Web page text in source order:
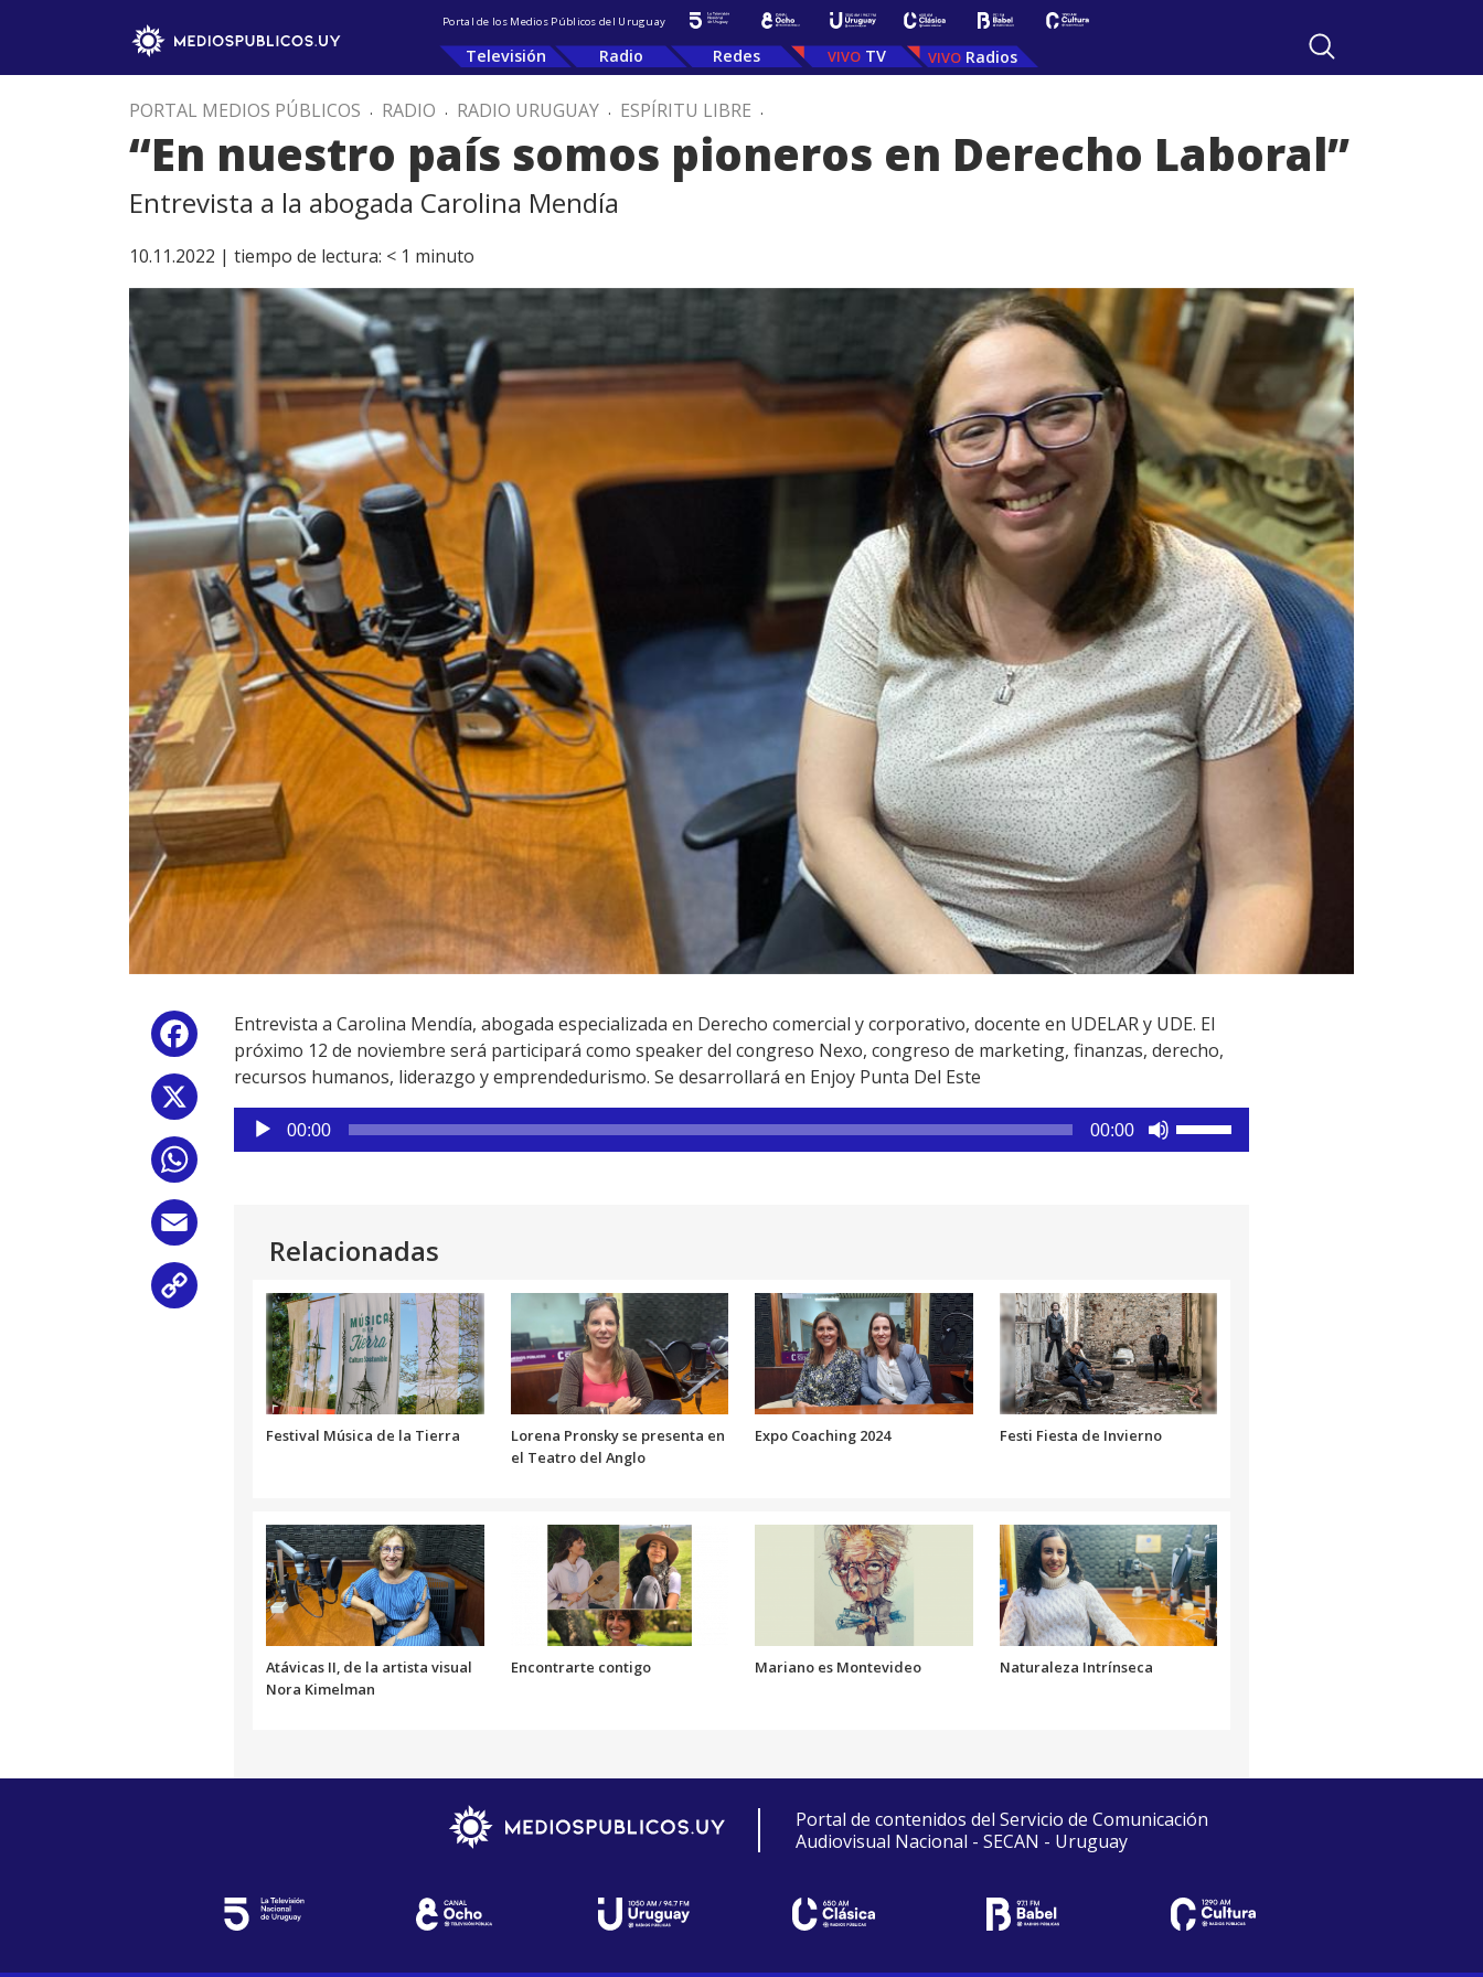
Portal de los Medios Públicos del Uruguay
Televisión Radio Redes TV Radios
PORTAL MEDIOS PÚBLICOS . RADIO . RADIO URUGUAY . ESPÍRITU LIBRE .
“En nuestro país somos pioneros en Derecho Laboral”
Entrevista a la abogada Carolina Mendía
10.11.2022 | tiempo de lectura: < 1 minuto
Facebook
Entrevista a Carolina Mendía, abogada especializada en Derecho comercial y corporativo, docente en UDELAR y UDE. El
próximo 12 de noviembre será participará como speaker del congreso Nexo, congreso de marketing, finanzas, derecho,
recursos humanos, liderazgo y emprendedurismo. Se desarrollará en Enjoy Punta Del Este
Reproductor
de
00:00 00:00
aumentar
o
disminuir
el
volumen.
Relacionadas
Festival Música de la Tierra
Lorena Pronsky se presenta en
el Teatro del Anglo
Expo Coaching 2024 Festi Fiesta de Invierno
Atávicas II, de la artista visual
Nora Kimelman
Encontrarte contigo Mariano es Montevideo Naturaleza Intrínseca
Portal de contenidos del Servicio de Comunicación
Audiovisual Nacional - SECAN - Uruguay